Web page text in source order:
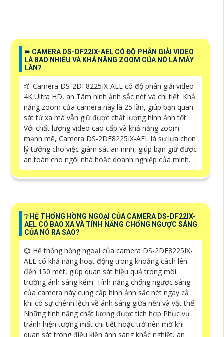
➽ CAMERA DS-DF22IX-AEL CÓ ĐỘ PHÂN GIẢI VIDEO
LÀ BAO NHIÊU VÀ KHẢ NĂNG ZOOM CỦA NÓ LÀ MẤY
LẦN?
🤙 Camera DS-2DF8225IX-AEL có độ phân giải video
4K Ultra HD, an Tâm hình ảnh sắc nét và chi tiết. Khả
năng zoom của camera này là 25 lần, giúp bạn quan
sát từ xa mà vẫn giữ được chất lượng hình ảnh tốt.
Với chất lượng video cao cấp và khả năng zoom
mạnh mẽ, Camera DS-2DF8225IX-AEL là sự lựa chọn
lý tưởng cho việc giám sát an ninh, giúp bạn giữ được
an toàn cho ngôi nhà hoặc doanh nghiệp của mình.
❔ HỆ THỐNG HỒNG NGOẠI CỦA CAMERA DS-DF22IX-
AEL CÓ BAO XA VÀ TÍNH NĂNG CHỐNG NGƯỢC SÁNG
CỦA NÓ RA SAO?
💞 Hệ thống hồng ngoại của camera DS-2DF8225IX-
AEL có khả năng hoạt động trong khoảng cách lên
đến 150 mét, giúp quan sát hiệu quả trong môi
trường ánh sáng kém. Tính năng chống ngược sáng
của camera này cung cấp hình ảnh sắc nét ngay cả
khi có sự chênh lệch về ánh sáng giữa nền và vật thể.
Những tính năng chất lượng được tích hợp Phục vụ
tránh hiện tượng mất chi tiết hoặc trở nên mờ khi
quan sát trong điều kiện ánh sáng khắc nghiệt, an